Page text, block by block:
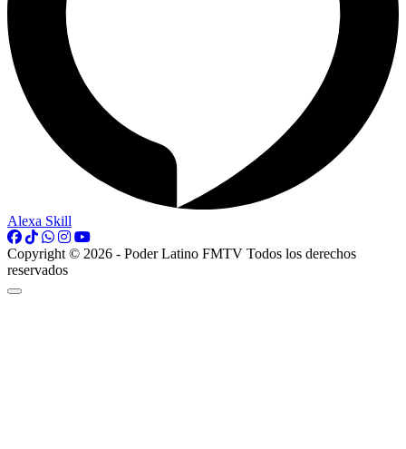
Alexa Skill
Copyright © 2026 - Poder Latino FMTV Todos los derechos
reservados